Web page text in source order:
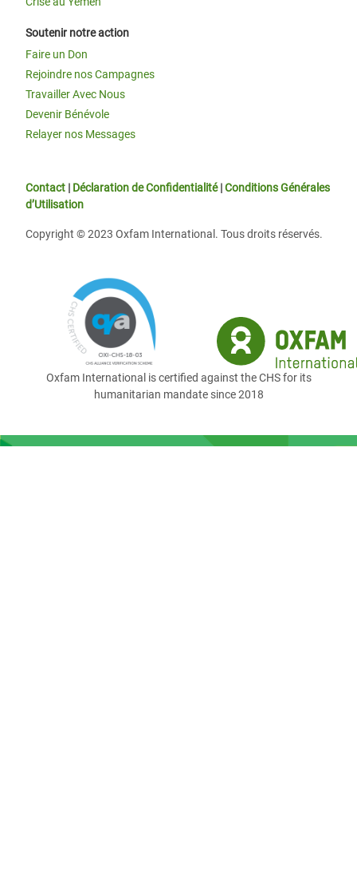
Soutenir notre action
Faire un Don
Rejoindre nos Campagnes
Travailler Avec Nous
Devenir Bénévole
Relayer nos Messages
Contact | Déclaration de Confidentialité|Conditions Générales
d’Utilisation
Copyright © 2023 Oxfam International. Tous droits réservés.
Oxfam International is certified against the CHS for its
humanitarian mandate since 2018